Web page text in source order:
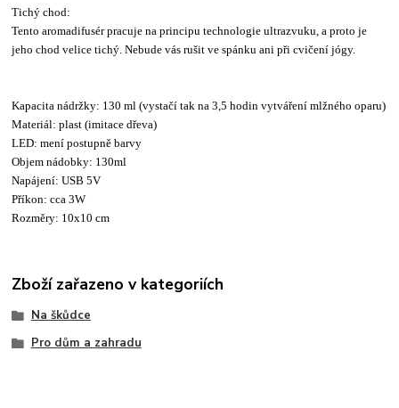
Tichý chod:
Tento aromadifusér pracuje na principu technologie ultrazvuku, a proto je
jeho chod velice tichý. Nebude vás rušit ve spánku ani při cvičení jógy.
Kapacita nádržky: 130 ml (vystačí tak na 3,5 hodin vytváření mlžného oparu)
Materiál: plast (imitace dřeva)
LED: mení postupně barvy
Objem nádobky: 130ml
Napájení: USB 5V
Příkon: cca 3W
Rozměry: 10x10 cm
Zboží zařazeno v kategoriích
Na škůdce
Pro dům a zahradu